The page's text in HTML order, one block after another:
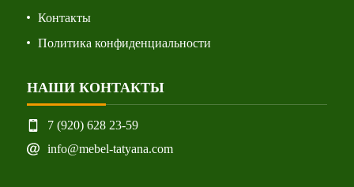
Контакты
Политика конфиденциальности
НАШИ КОНТАКТЫ
7 (920) 628 23-59
info@mebel-tatyana.com